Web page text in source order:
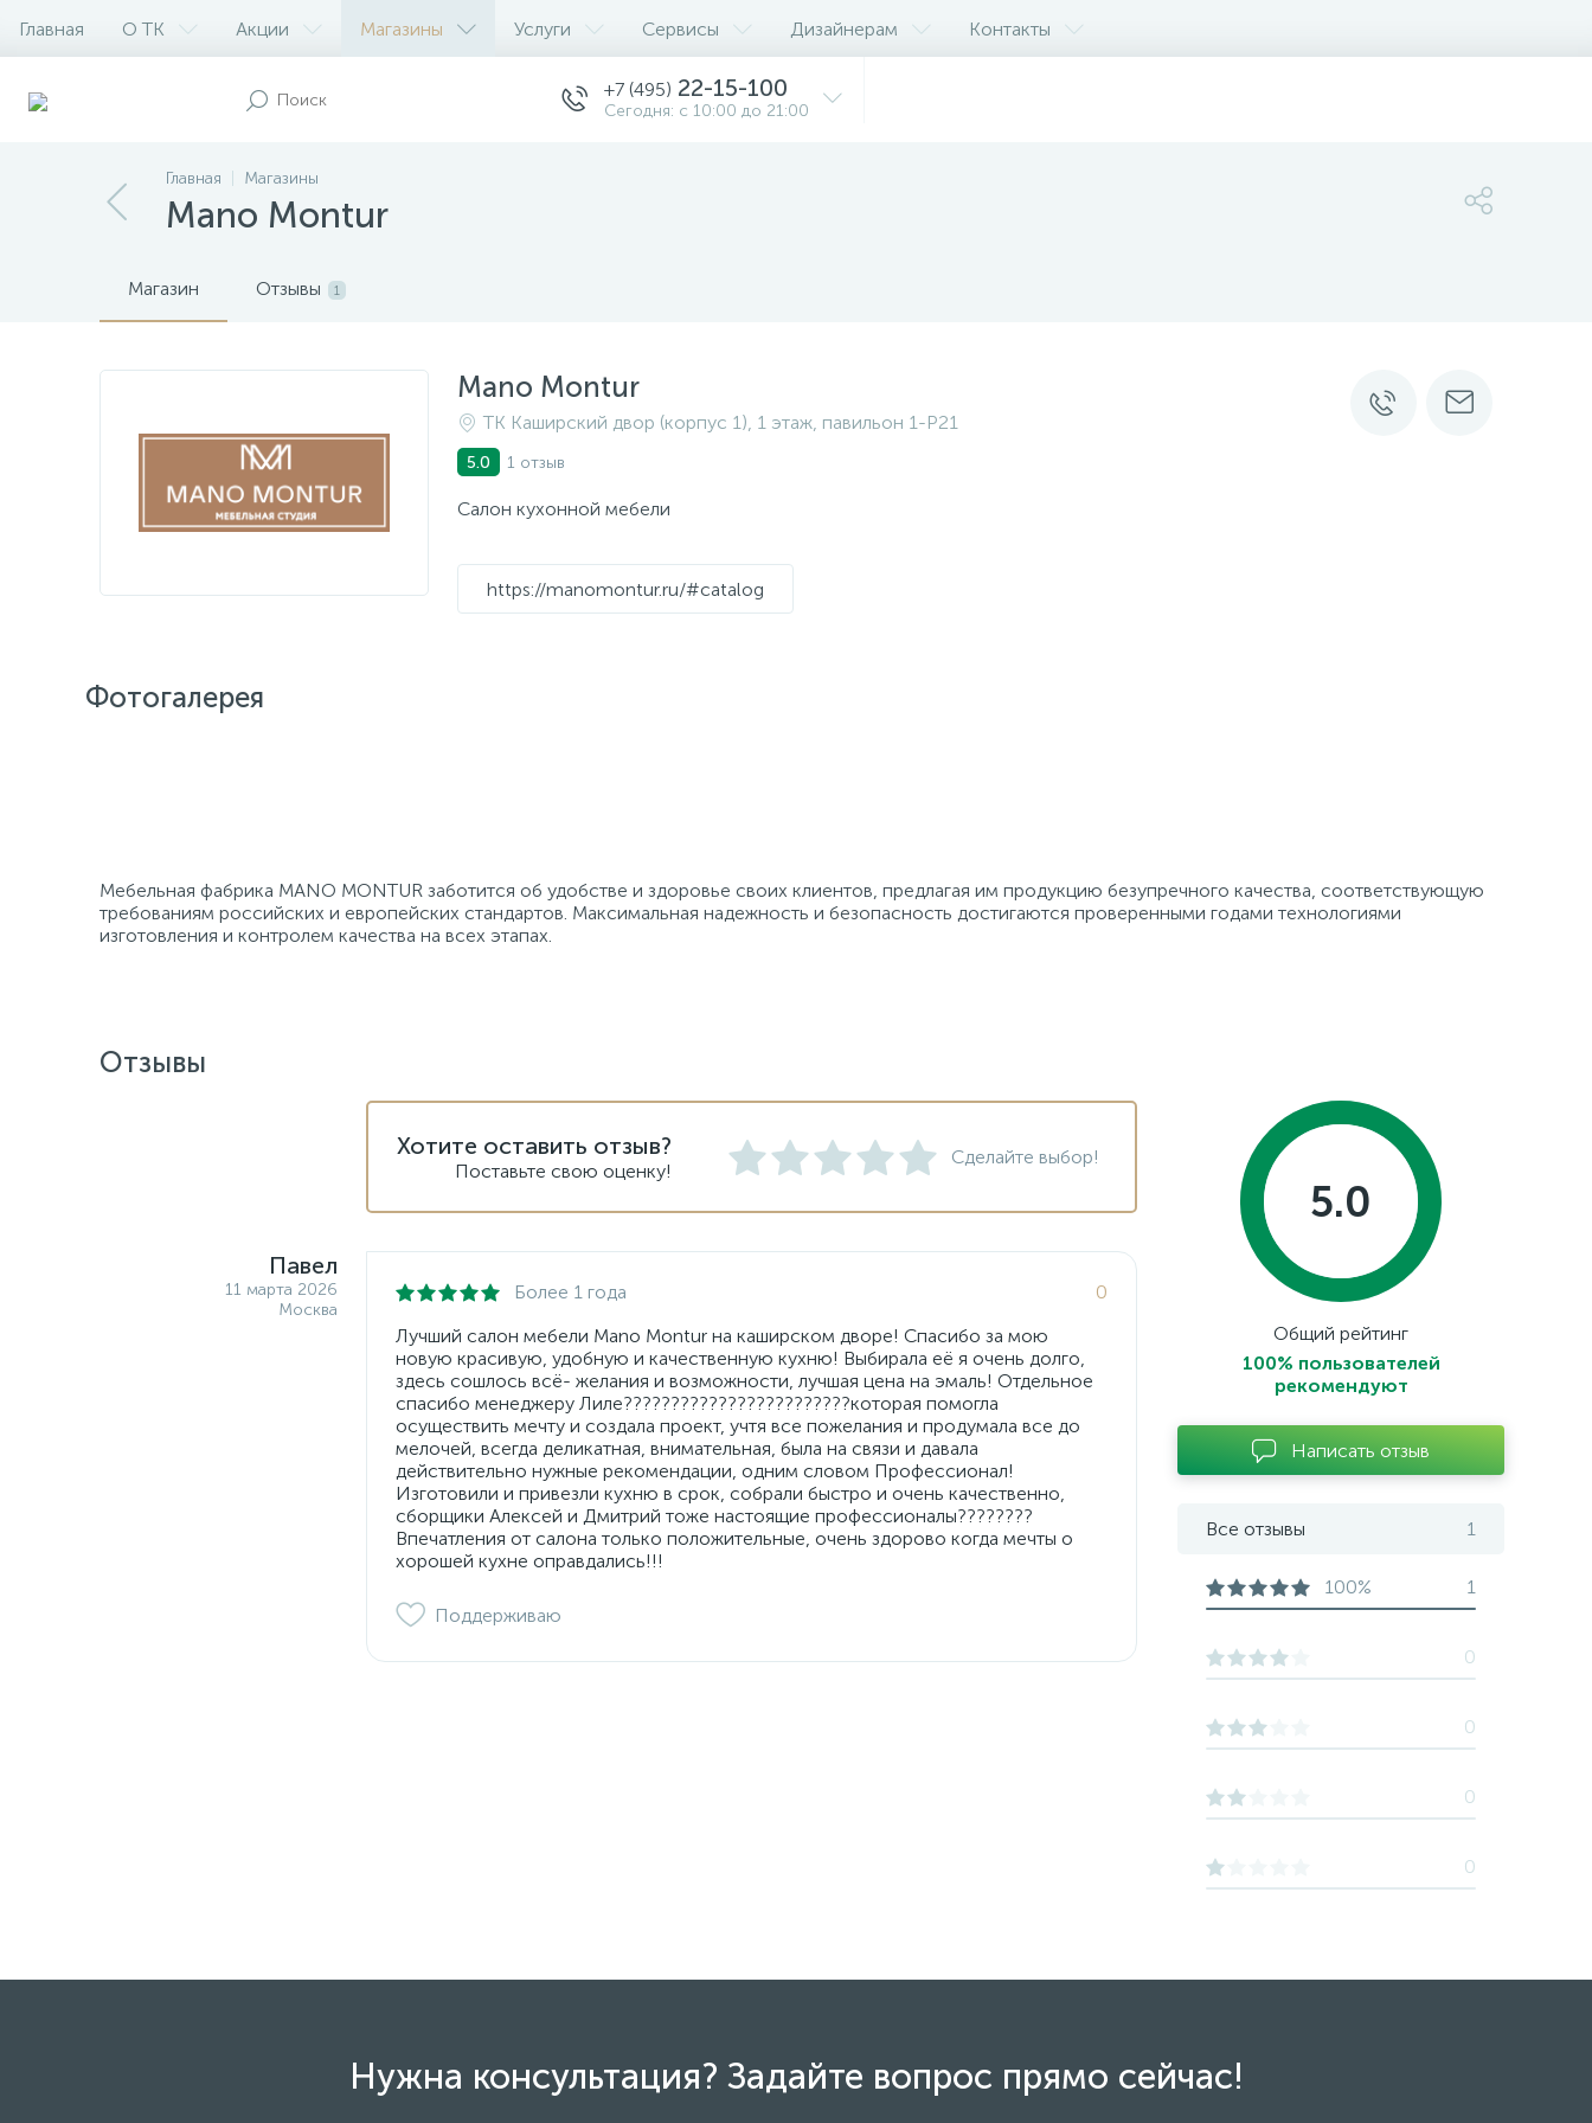
Главная О ТК Акции Магазины Услуги Сервисы Дизайнерам Контакты
+7 (495) 22-15-100
Сегодня: с 10:00 до 21:00
Главная Магазины
Mano Montur
Магазин Отзывы 1
Mano Montur
ТК Каширский двор (корпус 1), 1 этаж, павильон 1-P21
5.0 1 отзыв
Салон кухонной мебели
https://manomontur.ru/#catalog
Фотогалерея
Мебельная фабрика MANO MONTUR заботится об удобстве и здоровье своих клиентов, предлагая им продукцию безупречного качества, соответствующую
требованиям российских и европейских стандартов. Максимальная надежность и безопасность достигаются проверенными годами технологиями
изготовления и контролем качества на всех этапах.
Отзывы
Хотите оставить отзыв?
Поставьте свою оценку!
Сделайте выбор!
Павел
11 марта 2026
Москва
Более 1 года
0
Лучший салон мебели Mano Montur на каширском дворе! Спасибо за мою
новую красивую, удобную и качественную кухню! Выбирала её я очень долго,
здесь сошлось всё- желания и возможности, лучшая цена на эмаль! Отдельное
спасибо менеджеру Лиле????????????????????????которая помогла
осуществить мечту и создала проект, учтя все пожелания и продумала все до
мелочей, всегда деликатная, внимательная, была на связи и давала
действительно нужные рекомендации, одним словом Профессионал!
Изготовили и привезли кухню в срок, собрали быстро и очень качественно,
сборщики Алексей и Дмитрий тоже настоящие профессионалы????????
Впечатления от салона только положительные, очень здорово когда мечты о
хорошей кухне оправдались!!!
Поддерживаю
5.0
Общий рейтинг
100% пользователей
рекомендуют
Написать отзыв
Все отзывы 1
100% 1
0
0
0
0
Нужна консультация? Задайте вопрос прямо сейчас!